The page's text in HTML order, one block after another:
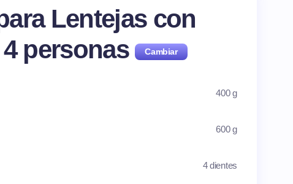
Lentejas con
4 personas
400 g
600 g
4 dientes